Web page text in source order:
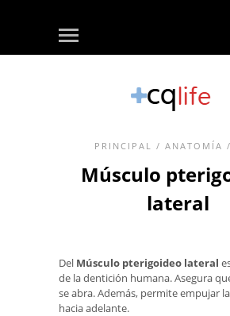
PRINCIPAL / ANATOMÍA
Músculo
lateral
Del Músculo pterigoideo lateral
de la dentición humana. Asegura
se abra. Además, permite empujar
hacia adelante.